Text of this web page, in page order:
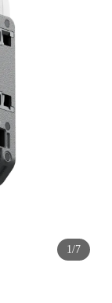
gratuita
1/7